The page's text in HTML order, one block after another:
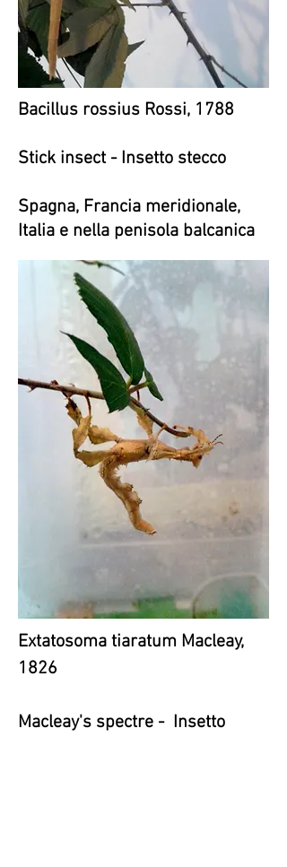
Bacillus rossius Rossi, 1788
Stick insect - Insetto stecco
Spagna, Francia meridionale,
Italia e nella penisola balcanica
Extatosoma tiaratum Macleay,
1826
Macleay's spectre - Insetto